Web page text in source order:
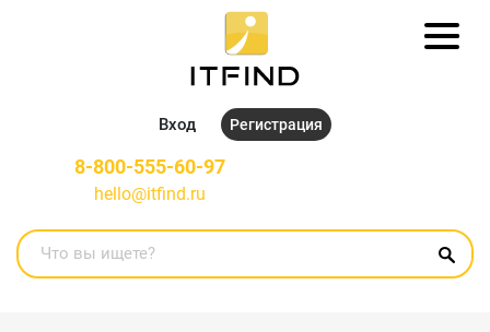
Вход Регистрация
8-800-555-60-97
hello@itfind.ru